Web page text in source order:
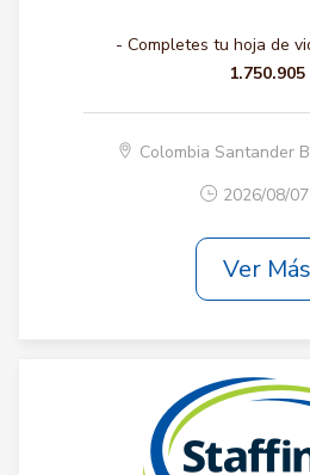
- Completes tu hoja de
1.750.905
Colombia Santander
2026/08/07
Ver Más